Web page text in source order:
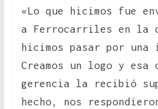
«Lo que hicimos fue
a Ferrocarriles en la
hicimos pasar por
Creamos un logo y
gerencia la recibió
hecho, nos